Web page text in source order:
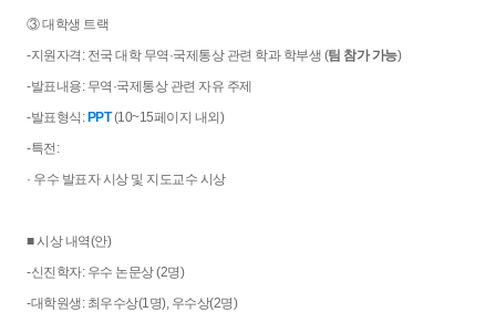
③ 대학생 트랙
-지원자격: 전국 대학 무역·국제통상 관련 학과 학부생 (팀 참가 가능)
-발표내용: 무역·국제통상 관련 자유 주제
-발표형식: PPT(10~15페이지 내외)
-특전:
· 우수 발표자 시상 및 지도교수 시상
■ 시상 내역(안)
-신진학자: 우수 논문상 (2명)
-대학원생: 최우수상(1명), 우수상(2명)